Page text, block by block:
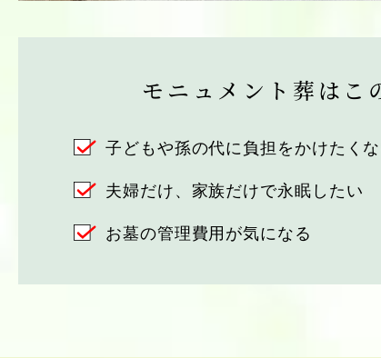
モニュメント葬はこ
子どもや孫の代に負担をかけたく
夫婦だけ、家族だけで永眠したい
お墓の管理費用が気になる